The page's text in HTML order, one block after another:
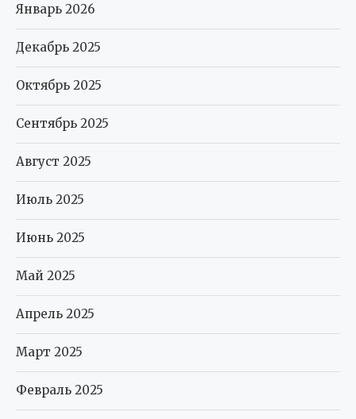
Январь 2026
Декабрь 2025
Октябрь 2025
Сентябрь 2025
Август 2025
Июль 2025
Июнь 2025
Май 2025
Апрель 2025
Март 2025
Февраль 2025